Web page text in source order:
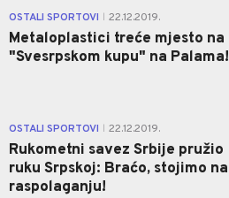
OSTALI SPORTOVI 22.12.2019.
Metaloplastici treće mjesto na
"Svesrpskom kupu" na Palama!
OSTALI SPORTOVI 22.12.2019.
Rukometni savez Srbije pružio
ruku Srpskoj: Braćo, stojimo na
raspolaganju!